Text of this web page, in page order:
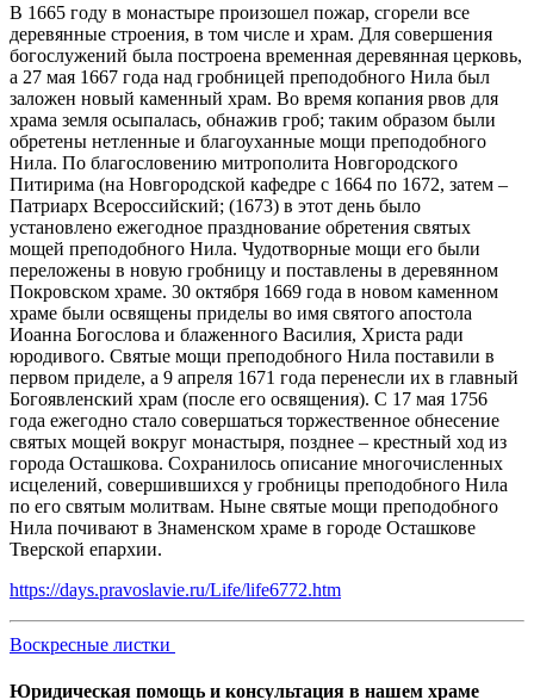
В 1665 году в монастыре произошел пожар, сгорели все
деревянные строения, в том числе и храм. Для совершения
богослужений была построена временная деревянная церковь,
а 27 мая 1667 года над гробницей преподобного Нила был
заложен новый каменный храм. Во время копания рвов для
храма земля осыпалась, обнажив гроб; таким образом были
обретены нетленные и благоуханные мощи преподобного
Нила. По благословению митрополита Новгородского
Питирима (на Новгородской кафедре с 1664 по 1672, затем –
Патриарх Всероссийский; (1673) в этот день было
установлено ежегодное празднование обретения святых
мощей преподобного Нила. Чудотворные мощи его были
переложены в новую гробницу и поставлены в деревянном
Покровском храме. 30 октября 1669 года в новом каменном
храме были освящены приделы во имя святого апостола
Иоанна Богослова и блаженного Василия, Христа ради
юродивого. Святые мощи преподобного Нила поставили в
первом приделе, а 9 апреля 1671 года перенесли их в главный
Богоявленский храм (после его освящения). С 17 мая 1756
года ежегодно стало совершаться торжественное обнесение
святых мощей вокруг монастыря, позднее – крестный ход из
города Осташкова. Сохранилось описание многочисленных
исцелений, совершившихся у гробницы преподобного Нила
по его святым молитвам. Ныне святые мощи преподобного
Нила почивают в Знаменском храме в городе Осташкове
Тверской епархии.
https://days.pravoslavie.ru/Life/life6772.htm
Воскресные листки
Юридическая помощь и консультация в нашем храме